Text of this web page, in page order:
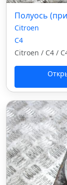
Полуось
Citroen
C4
Citroen / C4 /